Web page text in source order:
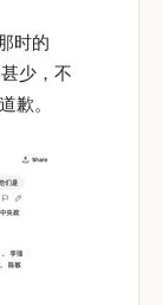
时的
少，不
歉。